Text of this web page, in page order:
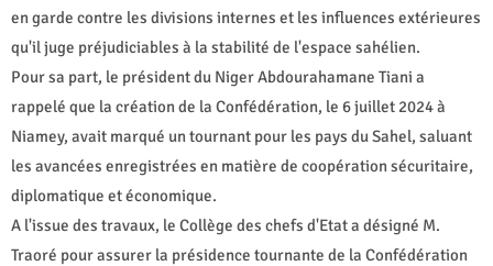
en garde contre les divisions internes et les influences extérieures
qu'il juge préjudiciables à la stabilité de l'espace sahélien.
Pour sa part, le président du Niger Abdourahamane Tiani a
rappelé que la création de la Confédération, le 6 juillet 2024 à
Niamey, avait marqué un tournant pour les pays du Sahel, saluant
les avancées enregistrées en matière de coopération sécuritaire,
diplomatique et économique.
A l'issue des travaux, le Collège des chefs d'Etat a désigné M.
Traoré pour assurer la présidence tournante de la Confédération